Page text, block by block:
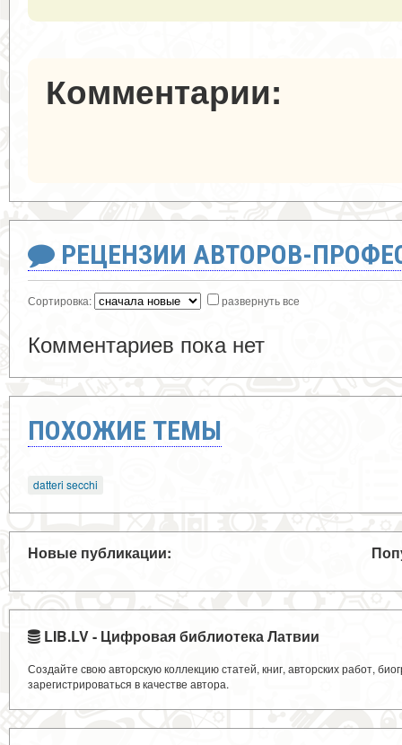
Комментарии:
РЕЦЕНЗИИ АВТОРОВ-
Сортировка: развернуть все
Комментариев пока нет
ПОХОЖИЕ ТЕМЫ
datteri secchi
Новые публикации:
LIB.LV - Цифровая библиотека Латвии
Создайте свою авторскую коллекцию статей, книг, авторских работ,
зарегистрироваться в качестве автора.